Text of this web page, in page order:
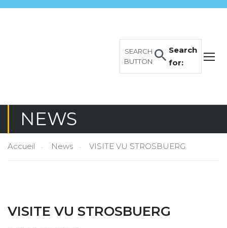
Search
for:
SEARCH
BUTTON
NEWS
Accueil News VISITE VU STROSBUERG
VISITE VU STROSBUERG